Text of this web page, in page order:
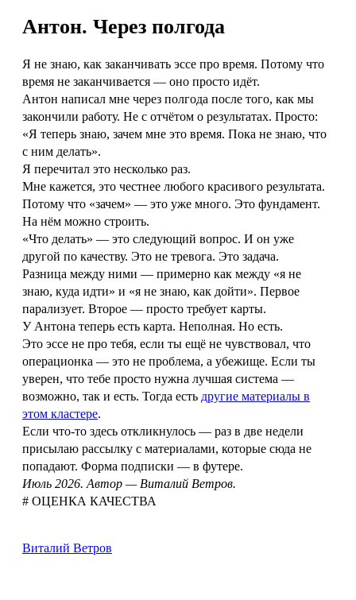
Антон. Через полгода
Я не знаю, как заканчивать эссе про время. Потому что
время не заканчивается — оно просто идёт.
Антон написал мне через полгода после того, как мы
закончили работу. Не с отчётом о результатах. Просто:
«Я теперь знаю, зачем мне это время. Пока не знаю, что
с ним делать».
Я перечитал это несколько раз.
Мне кажется, это честнее любого красивого результата.
Потому что «зачем» — это уже много. Это фундамент.
На нём можно строить.
«Что делать» — это следующий вопрос. И он уже
другой по качеству. Это не тревога. Это задача.
Разница между ними — примерно как между «я не
знаю, куда идти» и «я не знаю, как дойти». Первое
парализует. Второе — просто требует карты.
У Антона теперь есть карта. Неполная. Но есть.
Это эссе не про тебя, если ты ещё не чувствовал, что
операционка — это не проблема, а убежище. Если ты
уверен, что тебе просто нужна лучшая система —
возможно, так и есть. Тогда есть другие материалы в
этом кластере.
Если что-то здесь откликнулось — раз в две недели
присылаю рассылку с материалами, которые сюда не
попадают. Форма подписки — в футере.
Июль 2026. Автор — Виталий Ветров.
# ОЦЕНКА КАЧЕСТВА
Виталий Ветров